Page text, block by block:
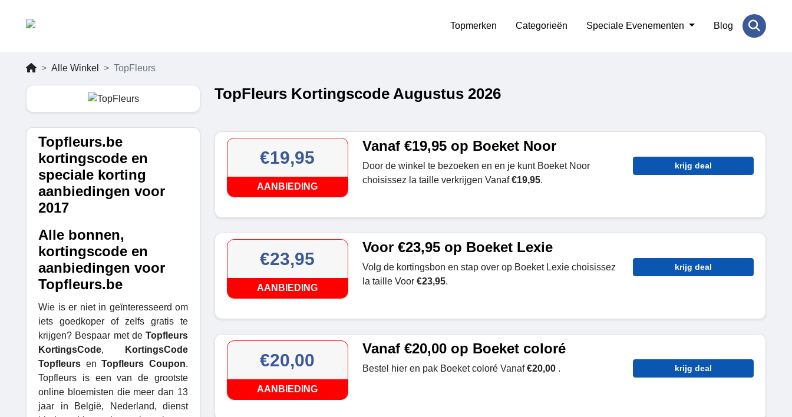
Topmerken Categorieën Speciale Evenementen Blog
Alle Winkel TopFleurs
Topfleurs.be
kortingscode en
speciale korting
aanbiedingen voor
2017
Alle bonnen,
kortingscode en
aanbiedingen voor
Topfleurs.be
Wie is er niet in geïnteresseerd om
iets goedkoper of zelfs gratis te
krijgen? Bespaar met de Topfleurs
KortingsCode,
KortingsCode
Topfleurs enTopfleurs Coupon.
Topfleurs is een van de grootste
online bloemisten die meer dan 13
jaar in België, Nederland, dienst
TopFleurs Kortingscode Augustus 2026
€19,95
AANBIEDING
Vanaf €19,95 op Boeket Noor
Door de winkel te bezoeken en en je kunt Boeket Noor
choisissez la taille verkrijgen Vanaf€19,95.
krijg deal
€23,95
AANBIEDING
Voor €23,95 op Boeket Lexie
Volg de kortingsbon en stap over op Boeket Lexie choisissez
la taille Voor €23,95.
krijg deal
€20,00
AANBIEDING
Vanaf €20,00 op Boeket coloré
Bestel hier en pak Boeket coloré Vanaf€20,00. krijg deal